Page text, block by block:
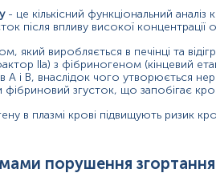
дисемінованого
захворюваннями печінки;
та післяопераційний період;
що оцінюють згортання
фібриногену;
захворювань.
- це кількісний функціональний
після впливу високої
який виробляється в печінці та
IIa) з фібриногеном (кінцевий
А і В, внаслідок чого утворюється
згусток, що запобігає
в плазмі крові підвищують ризик
порушення згортання